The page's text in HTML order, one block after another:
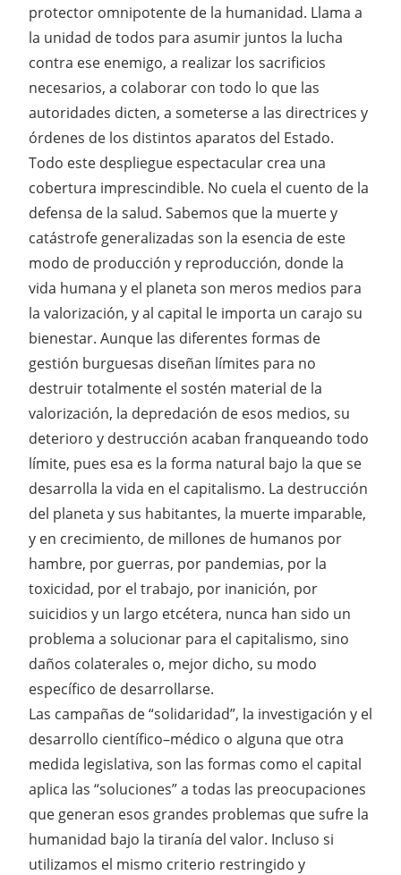
protector omnipotente de la humanidad. Llama a
la unidad de todos para asumir juntos la lucha
contra ese enemigo, a realizar los sacrificios
necesarios, a colaborar con todo lo que las
autoridades dicten, a someterse a las directrices y
órdenes de los distintos aparatos del Estado.
Todo este despliegue espectacular crea una
cobertura imprescindible. No cuela el cuento de la
defensa de la salud. Sabemos que la muerte y
catástrofe generalizadas son la esencia de este
modo de producción y reproducción, donde la
vida humana y el planeta son meros medios para
la valorización, y al capital le importa un carajo su
bienestar. Aunque las diferentes formas de
gestión burguesas diseñan límites para no
destruir totalmente el sostén material de la
valorización, la depredación de esos medios, su
deterioro y destrucción acaban franqueando todo
límite, pues esa es la forma natural bajo la que se
desarrolla la vida en el capitalismo. La destrucción
del planeta y sus habitantes, la muerte imparable,
y en crecimiento, de millones de humanos por
hambre, por guerras, por pandemias, por la
toxicidad, por el trabajo, por inanición, por
suicidios y un largo etcétera, nunca han sido un
problema a solucionar para el capitalismo, sino
daños colaterales o, mejor dicho, su modo
específico de desarrollarse.
Las campañas de “solidaridad”, la investigación y el
desarrollo científico–médico o alguna que otra
medida legislativa, son las formas como el capital
aplica las “soluciones” a todas las preocupaciones
que generan esos grandes problemas que sufre la
humanidad bajo la tiranía del valor. Incluso si
utilizamos el mismo criterio restringido y